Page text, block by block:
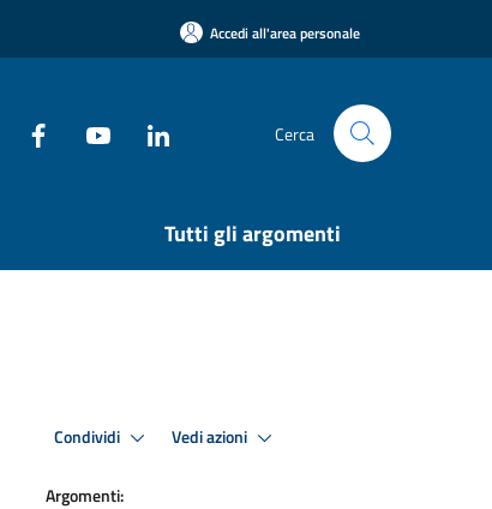
Accedi all'area personale
Cerca
Tutti gli argomenti
Condividi Vedi azioni
Argomenti: